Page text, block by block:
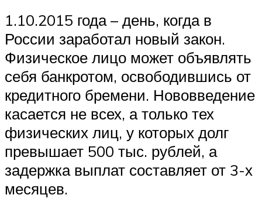
1.10.2015 года – день, когда в
России заработал новый закон.
Физическое лицо может объявлять
себя банкротом, освободившись от
кредитного бремени. Нововведение
касается не всех, а только тех
физических лиц, у которых долг
превышает 500 тыс. рублей, а
задержка выплат составляет от 3-х
месяцев.